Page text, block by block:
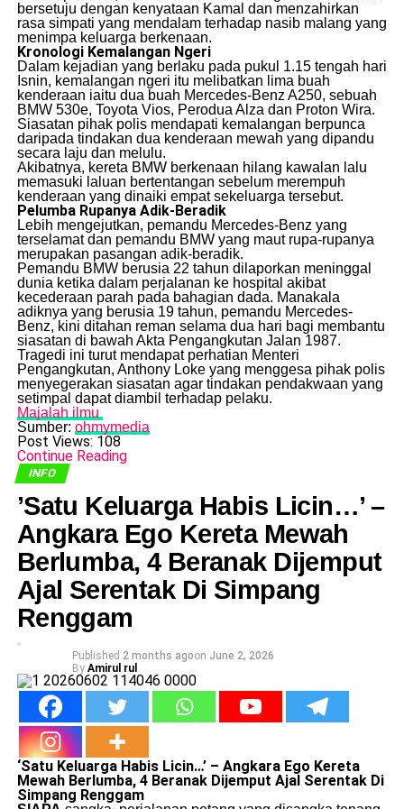
bersetuju dengan kenyataan Kamal dan menzahirkan
rasa simpati yang mendalam terhadap nasib malang yang
menimpa keluarga berkenaan.
Kronologi Kemalangan Ngeri
​Dalam kejadian yang berlaku pada pukul 1.15 tengah hari
Isnin, kemalangan ngeri itu melibatkan lima buah
kenderaan iaitu dua buah Mercedes-Benz A250, sebuah
BMW 530e, Toyota Vios, Perodua Alza dan Proton Wira.
​Siasatan pihak polis mendapati kemalangan berpunca
daripada tindakan dua kenderaan mewah yang dipandu
secara laju dan melulu.
​Akibatnya, kereta BMW berkenaan hilang kawalan lalu
memasuki laluan bertentangan sebelum merempuh
kenderaan yang dinaiki empat sekeluarga tersebut.
Pelumba Rupanya Adik-Beradik
​Lebih mengejutkan, pemandu Mercedes-Benz yang
terselamat dan pemandu BMW yang maut rupa-rupanya
merupakan pasangan adik-beradik.
​Pemandu BMW berusia 22 tahun dilaporkan meninggal
dunia ketika dalam perjalanan ke hospital akibat
kecederaan parah pada bahagian dada. Manakala
adiknya yang berusia 19 tahun, pemandu Mercedes-
Benz, kini ditahan reman selama dua hari bagi membantu
siasatan di bawah Akta Pengangkutan Jalan 1987.
​Tragedi ini turut mendapat perhatian Menteri
Pengangkutan, Anthony Loke yang menggesa pihak polis
menyegerakan siasatan agar tindakan pendakwaan yang
setimpal dapat diambil terhadap pelaku.
Majalah ilmu
Sumber: ohmymedia
Post Views: 108
Continue Reading
INFO
​’Satu Keluarga Habis Licin…’ –
Angkara Ego Kereta Mewah
Berlumba, 4 Beranak Dijemput
Ajal Serentak Di Simpang
Renggam
Published 2 months agoon June 2, 2026
By Amirul rul
‘Satu Keluarga Habis Licin…’ – Angkara Ego Kereta
Mewah Berlumba, 4 Beranak Dijemput Ajal Serentak Di
Simpang Renggam